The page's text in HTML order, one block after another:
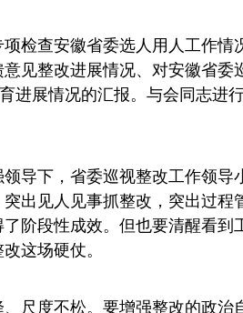
检查安徽省委选人用人工作情
见整改进展情况、对安徽省委
进展情况的汇报。与会同志进
导下，省委巡视整改工作领导
出见人见事抓整改，突出过程
阶段性成效。但也要清醒看到
这场硬仗。
尺度不松。要增强整改的政治